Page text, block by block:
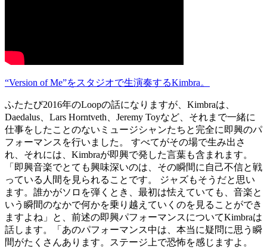
“Version of Me”をスタジオで生演奏するKimbra。
ふたたび2016年のLoopの話になりますが、Kimbraは、
Daedalus、Lars Horntveth、Jeremy Toyなど、それまで一緒に
仕事をしたことのないミュージシャンたちと完全に即興のパ
フォーマンスを行いました。 すべてがその場で生み出さ
れ、それには、Kimbraが即興で発した言葉も含まれます。
「即興音楽でとても興味深いのは、その瞬間に自己不信と戦
っている人間を見られることです。 ジャズもそうだと思い
ます。誰かがソロを弾くとき、最初は怯えていても、音楽と
いう瞬間のなかで何かを乗り越えていくのを見ることができ
ますよね」と、前述の即興パフォーマンスについてKimbraは
話します。「あのパフォーマンス中は、本当に疑問に思う瞬
間がたくさんあります。ステージ上で恐怖を感じますよ。